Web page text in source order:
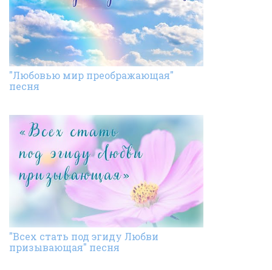
"Любовью мир преображающая"
песня
"Всех стать под эгиду Любви
призывающая" песня